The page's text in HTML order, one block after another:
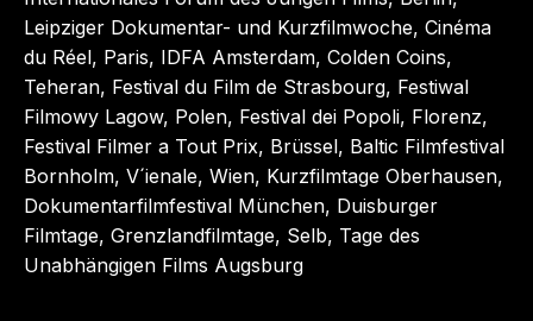
Leipziger Dokumentar- und Kurzfilmwoche, Cinéma
du Réel, Paris, IDFA Amsterdam, Colden Coins,
Teheran, Festival du Film de Strasbourg, Festiwal
Filmowy Lagow, Polen, Festival dei Popoli, Florenz,
Festival Filmer a Tout Prix, Brüssel, Baltic Filmfestival
Bornholm, V´ienale, Wien, Kurzfilmtage Oberhausen,
Dokumentarfilmfestival München, Duisburger
Filmtage, Grenzlandfilmtage, Selb, Tage des
Unabhängigen Films Augsburg